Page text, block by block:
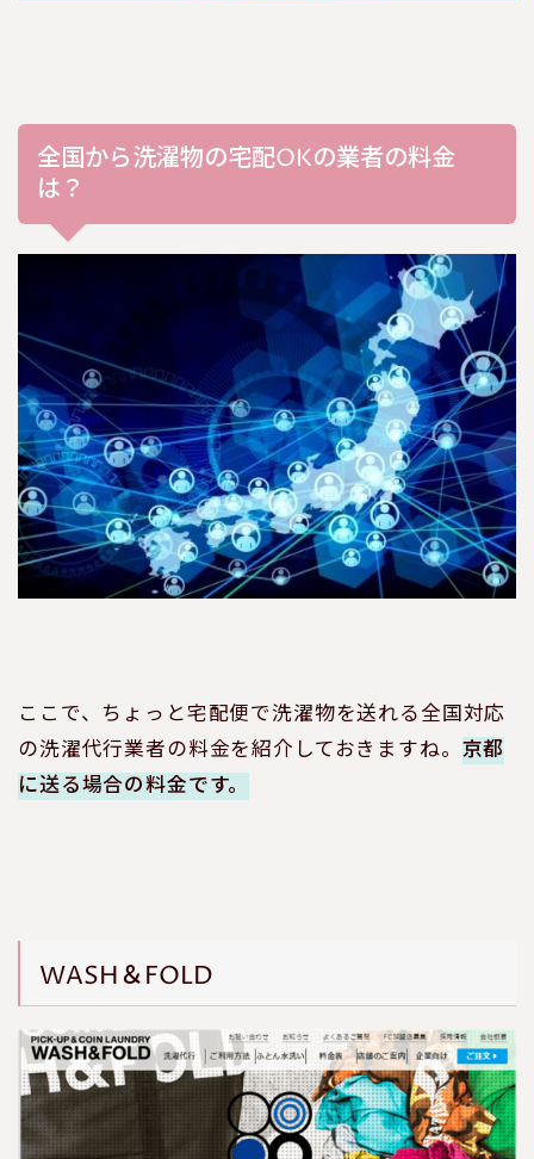
全国から洗濯物の宅配OKの業者の料金
は？
ここで、ちょっと宅配便で洗濯物を送れる全国対応
の洗濯代行業者の料金を紹介しておきますね。 京都
に送る場合の料金です。
WASH＆FOLD